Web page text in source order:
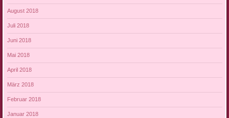
August 2018
Juli 2018
Juni 2018
Mai 2018
April 2018
März 2018
Februar 2018
Januar 2018